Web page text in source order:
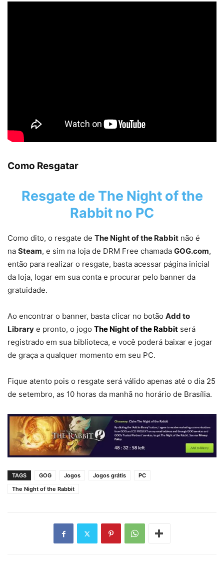
Como Resgatar
Resgate de The Night of the
Rabbit no PC
Como dito, o resgate de The Night of the Rabbit não é
na Steam, e sim na loja de DRM Free chamada GOG.com,
então para realizar o resgate, basta acessar página inicial
da loja, logar em sua conta e procurar pelo banner da
gratuidade.
Ao encontrar o banner, basta clicar no botão Add to
Library e pronto, o jogo The Night of the Rabbit será
registrado em sua biblioteca, e você poderá baixar e jogar
de graça a qualquer momento em seu PC.
Fique atento pois o resgate será válido apenas até o dia 25
de setembro, as 10 horas da manhã no horário de Brasília.
TAGS GOG Jogos Jogos grátis
PC
The Night of the Rabbit